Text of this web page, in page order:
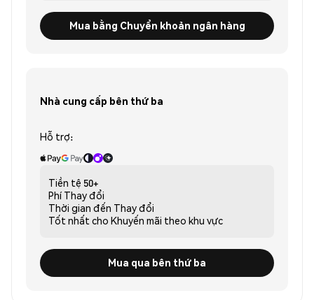
Mua bằng Chuyển khoản ngân hàng
Nhà cung cấp bên thứ ba
Hỗ trợ:
Tiền tệ 50+
Phí Thay đổi
Thời gian đến Thay đổi
Tốt nhất cho Khuyến mãi theo khu vực
Mua qua bên thứ ba